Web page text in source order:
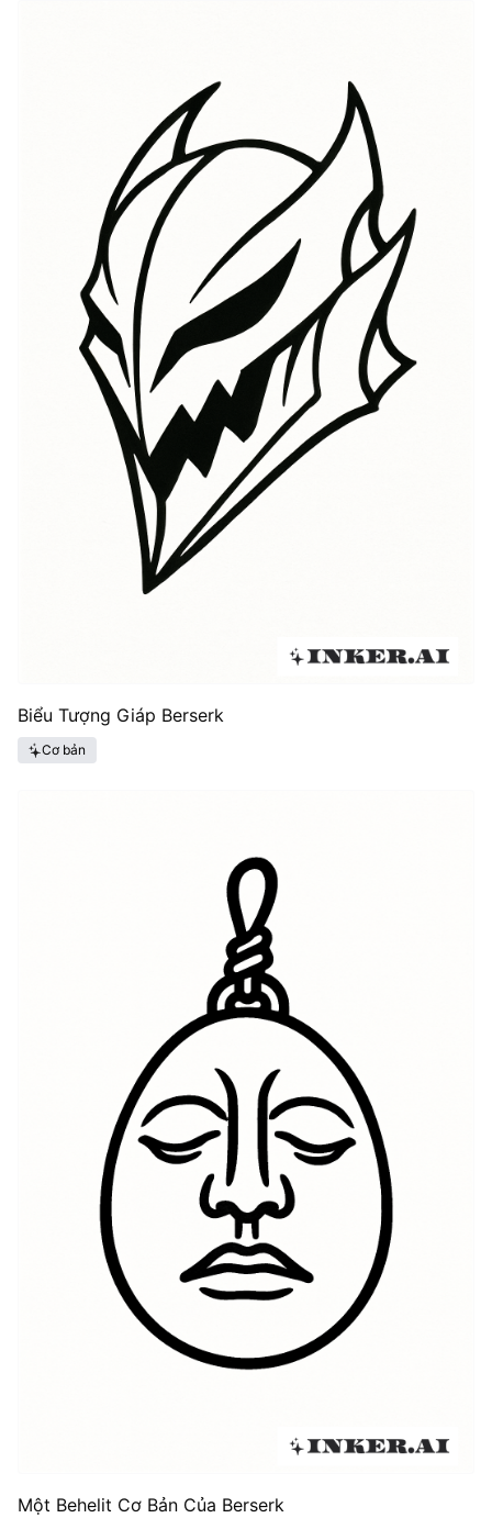
Biểu Tượng Giáp Berserk
Cơ bản
Một Behelit Cơ Bản Của Berserk